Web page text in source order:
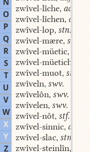
N
O
P
Q
R
S
T
U
V
W
X
Y
Z
zwîvel-lîche, adv.
zwîvel-lîchen, adv.
zwîvel-lop, stn.
zwîvel-mære, stn.
zwîvel-müetic,
zwîvel-müeticheit
zwîvel-muot, stm.
zwîveln, swv.
zwîvelôn, swv.
zwîvelen, swv.
zwîvel-nôt, stf.
zwîvel-sinnic, adj.
zwîvel-slac, stm.
zwîvel-steinlîn,